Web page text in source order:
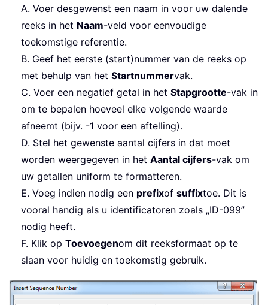
A. Voer desgewenst een naam in voor uw dalende
reeks in het Naam-veld voor eenvoudige
toekomstige referentie.
B. Geef het eerste (start)nummer van de reeks op
met behulp van het Startnummervak.
C. Voer een negatief getal in het Stapgrootte-vak in
om te bepalen hoeveel elke volgende waarde
afneemt (bijv. -1 voor een aftelling).
D. Stel het gewenste aantal cijfers in dat moet
worden weergegeven in het Aantal cijfers-vak om
uw getallen uniform te formatteren.
E. Voeg indien nodig een prefixof suffixtoe. Dit is
vooral handig als u identificatoren zoals „ID-099”
nodig heeft.
F. Klik op Toevoegenom dit reeksformaat op te
slaan voor huidig en toekomstig gebruik.